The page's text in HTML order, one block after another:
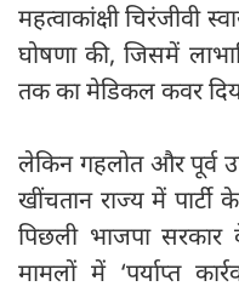
महत्वाकांक्षी चिरंजीवी
घोषणा की, जिसमें
तक का मेडिकल कवर
लेकिन गहलोत और पूर्व
खींचतान राज्य में पार्टी
पिछली भाजपा सरकार
मामलों में ‘पर्याप्त